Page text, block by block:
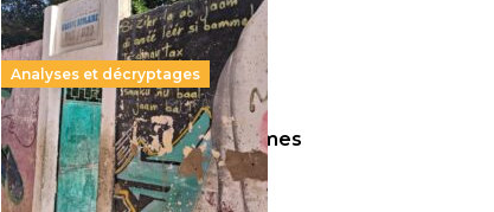
Analyses et décryptages
258 millions d’enfants victimes
de la guerre, des chocs
climatiques et des